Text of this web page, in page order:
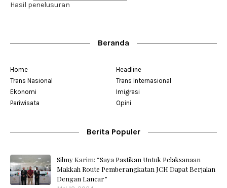
Hasil penelusuran
Beranda
Home
Headline
Trans Nasional
Trans Internasional
Ekonomi
Imigrasi
Pariwisata
Opini
Berita Populer
Silmy Karim: “Saya Pastikan Untuk Pelaksanaan
Makkah Route Pemberangkatan JCH Dapat Berjalan
Dengan Lancar”